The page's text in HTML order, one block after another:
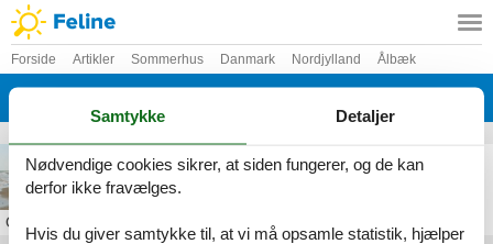
Forside Artikler Sommerhus Danmark Nordjylland Ålbæk
Skiveren
Sommerhus i Skiveren
Om
Samtykke Detaljer
Nødvendige cookies sikrer, at siden fungerer, og de kan
derfor ikke fravælges.
Hvis du giver samtykke til, at vi må opsamle statistik, hjælper